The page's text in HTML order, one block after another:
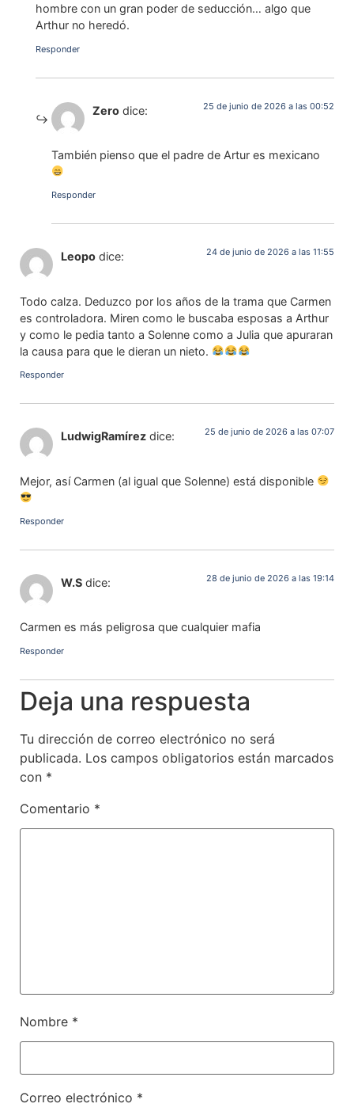
hombre con un gran poder de seducción… algo que
Arthur no heredó.
Responder
Zero dice: 25 de junio de 2026 a las 00:52
También pienso que el padre de Artur es mexicano
Responder
Leopo dice: 24 de junio de 2026 a las 11:55
Todo calza. Deduzco por los años de la trama que Carmen
es controladora. Miren como le buscaba esposas a Arthur
y como le pedia tanto a Solenne como a Julia que apuraran
la causa para que le dieran un nieto.
Responder
LudwigRamírez dice: 25 de junio de 2026 a las 07:07
Mejor, así Carmen (al igual que Solenne) está disponible
Responder
W.S dice: 28 de junio de 2026 a las 19:14
Carmen es más peligrosa que cualquier mafia
Responder
Deja una respuesta
Tu dirección de correo electrónico no será
publicada. Los campos obligatorios están marcados
con *
Comentario *
Nombre *
Correo electrónico *